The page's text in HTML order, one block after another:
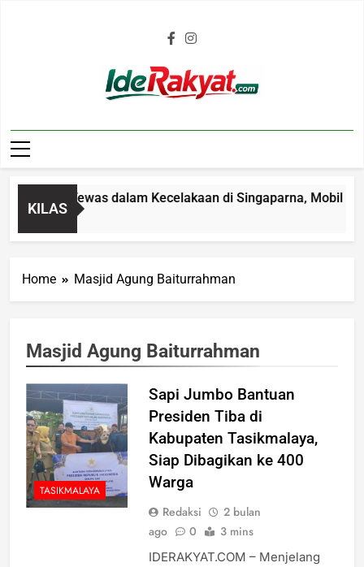
Iderakyat.com
KILAS
Tahun Tewas dalam Kecelakaan di Singaparna, Mobil
Home Masjid Agung Baiturrahman
Masjid Agung Baiturrahman
TASIKMALAYA
Sapi Jumbo Bantuan
Presiden Tiba di
Kabupaten Tasikmalaya,
Siap Dibagikan ke 400
Warga
Redaksi
2 bulan
ago
0 3 mins
IDERAKYAT.COM – Menjelang